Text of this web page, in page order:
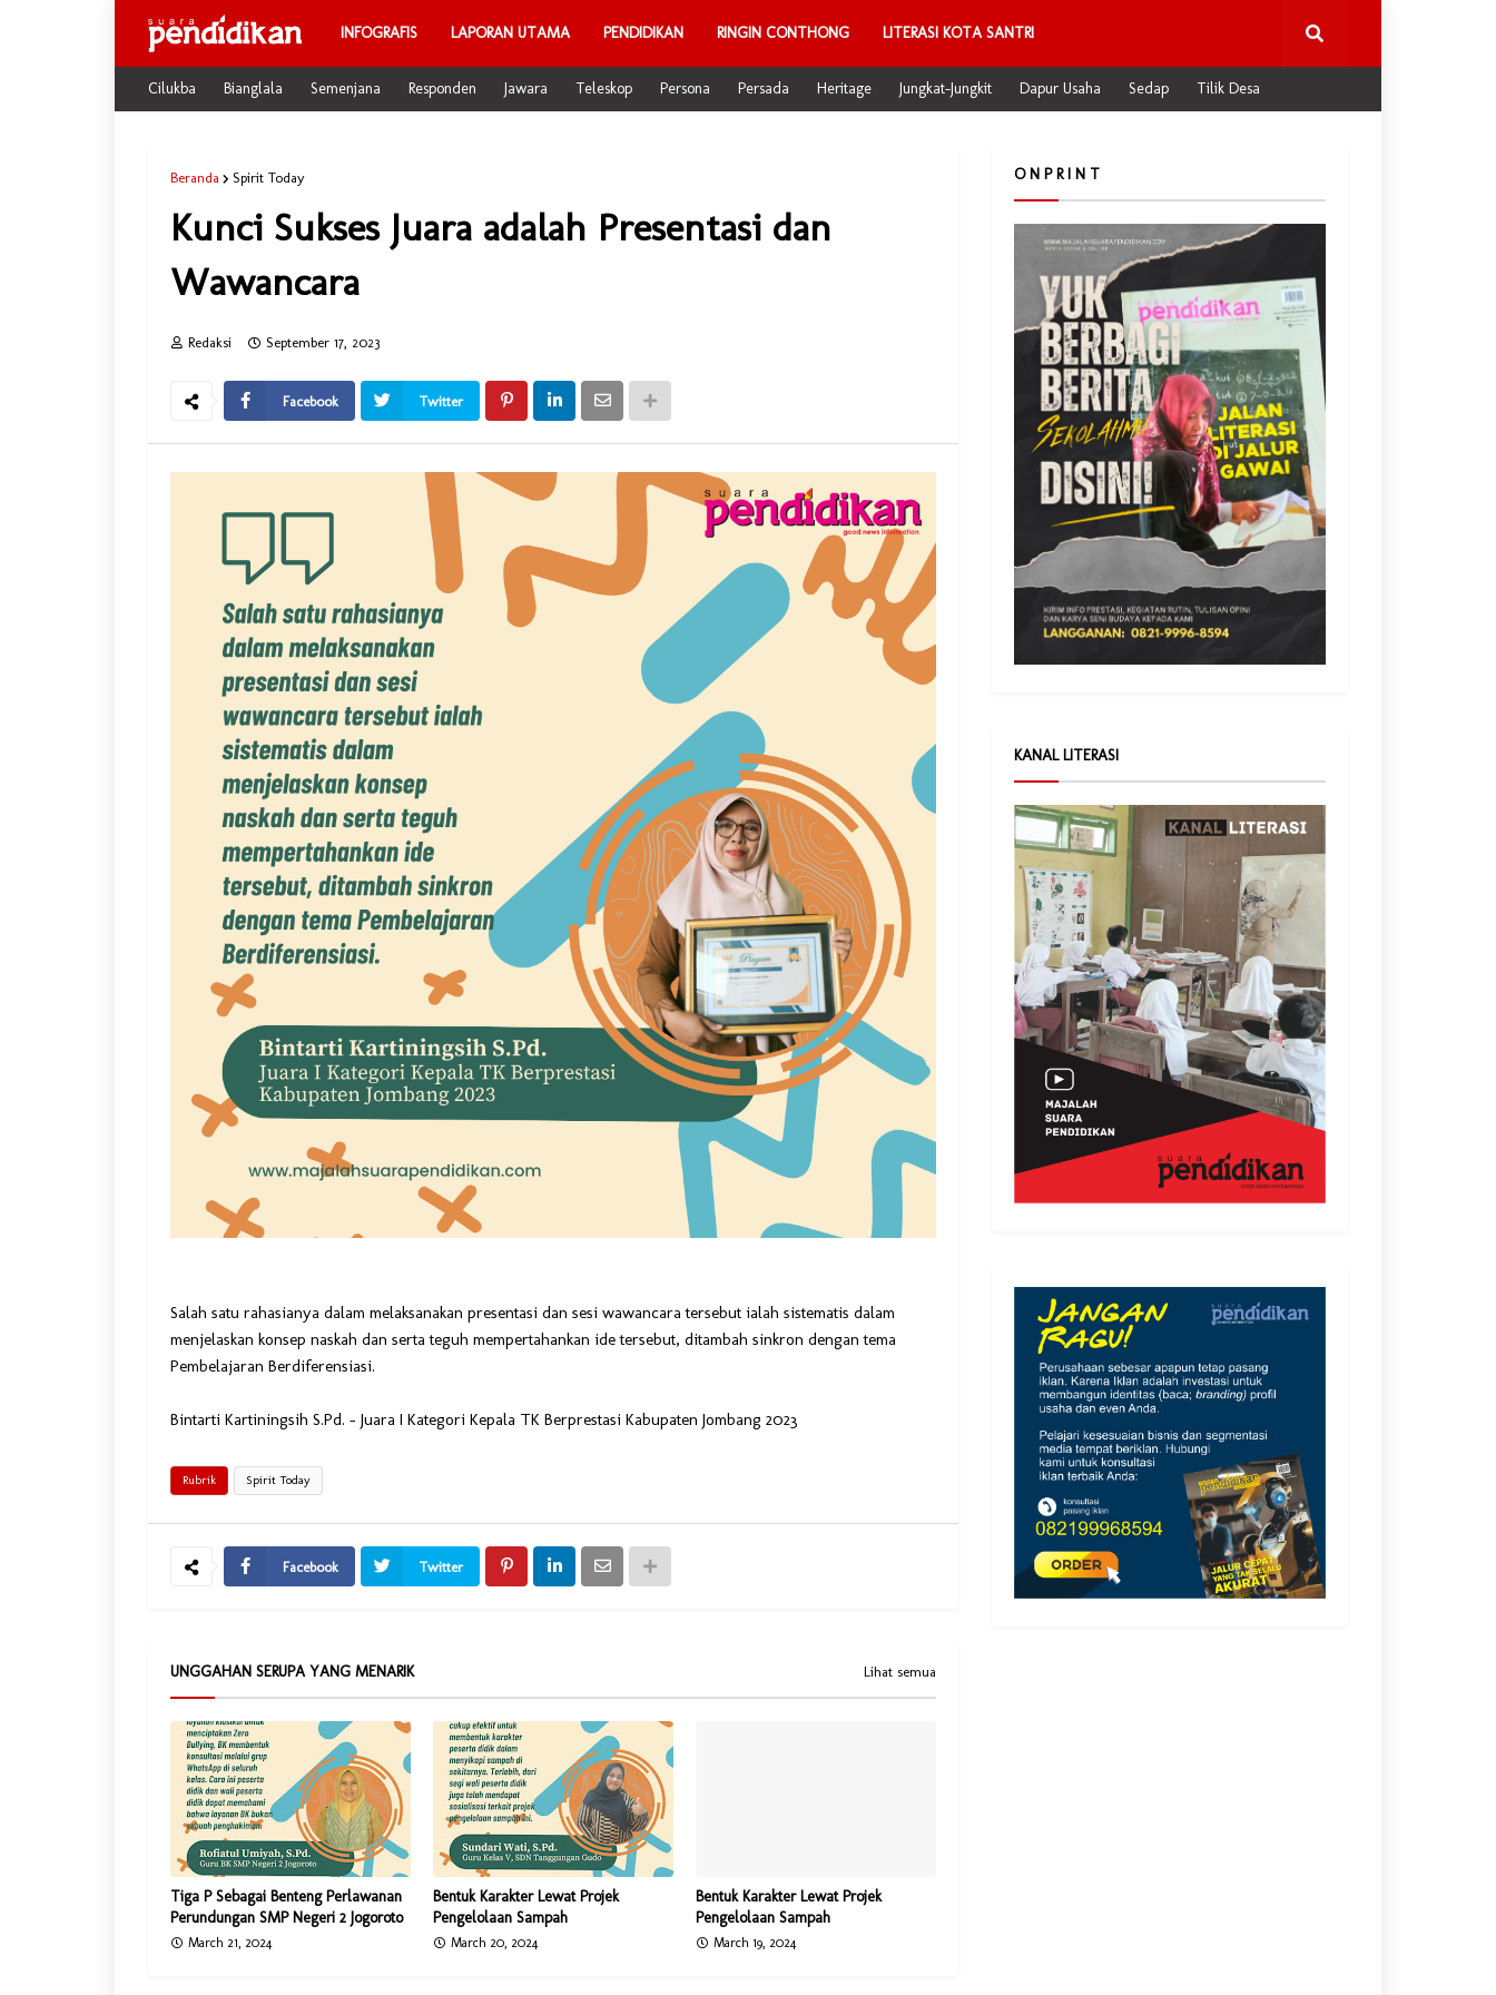
INFOGRAFIS LAPORAN UTAMA PENDIDIKAN RINGIN CONTHONG LITERASI KOTA SANTRI
Cilukba Bianglala Semenjana Responden Jawara Teleskop Persona Persada Heritage Jungkat-Jungkit Dapur Usaha Sedap Tilik Desa
Beranda Spirit Today
Kunci Sukses Juara adalah Presentasi dan
Wawancara
Redaksi September 17, 2023
Facebook Twitter
Salah satu rahasianya dalam melaksanakan presentasi dan sesi wawancara tersebut ialah sistematis dalam
menjelaskan konsep naskah dan serta teguh mempertahankan ide tersebut, ditambah sinkron dengan tema
Pembelajaran Berdiferensiasi.
Bintarti Kartiningsih S.Pd. - Juara I Kategori Kepala TK Berprestasi Kabupaten Jombang 2023
Rubrik Spirit Today
Facebook Twitter
UNGGAHAN SERUPA YANG MENARIK Lihat semua
Tiga P Sebagai Benteng Perlawanan
Perundungan SMP Negeri 2 Jogoroto
March 21, 2024
Bentuk Karakter Lewat Projek
Pengelolaan Sampah
March 20, 2024
Bentuk Karakter Lewat Projek
Pengelolaan Sampah
March 19, 2024
O N P R I N T
KANAL LITERASI